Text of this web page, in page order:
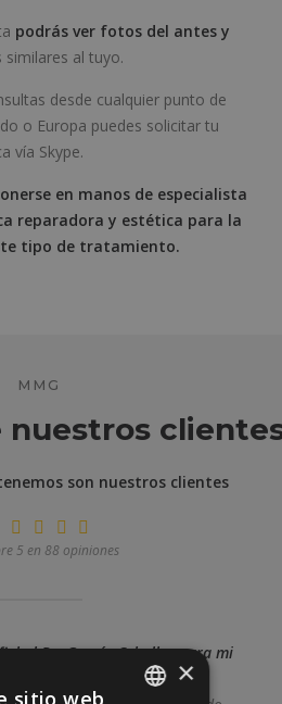
podrás ver fotos del antes y
similares al tuyo.
desde cualquier punto de
o Europa puedes solicitar tu
vía Skype.
en manos de especialista
reparadora y estética para la
tipo de tratamiento.
MMG
nuestros
son nuestros clientes
5 en 88 opiniones
al Dr. García Ceballos para mi
botox y rellenos faciales. ×
sitio web